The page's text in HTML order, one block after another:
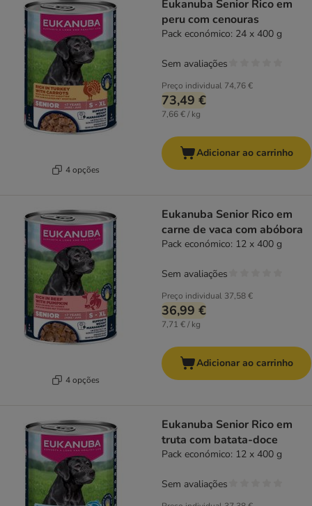
4 opções
Eukanuba Senior Rico em
peru com cenouras
Pack económico: 24 x 400 g
Preço individual 74,76 €
73,49 €
7,66 € / kg
Sem avaliações
Adicionar ao carrinho
4 opções
Eukanuba Senior Rico em
carne de vaca com abóbora
Pack económico: 12 x 400 g
Preço individual 37,58 €
36,99 €
7,71 € / kg
Sem avaliações
Adicionar ao carrinho
Eukanuba Senior Rico em
truta com batata-doce
Pack económico: 12 x 400 g
Sem avaliações